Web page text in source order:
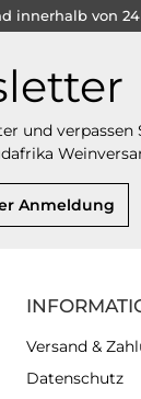
innerhalb von
und verpassen
Anmeldung
Versand &
Datenschutz